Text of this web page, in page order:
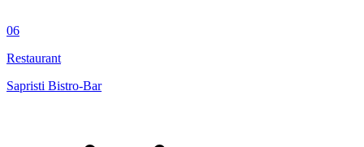
06
Restaurant
Sapristi Bistro-Bar